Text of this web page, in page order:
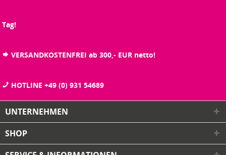
Tag!
VERSANDKOSTENFREI ab 300,- EUR netto!
HOTLINE +49 (0) 931 54689
UNTERNEHMEN
SHOP